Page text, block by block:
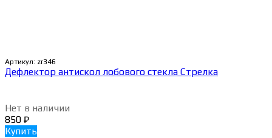
Артикул: zr346
Дефлектор антискол лобового стекла Стрелка
Нет в наличии
850 ₽
Купить